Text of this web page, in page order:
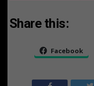
Share this:
Facebook